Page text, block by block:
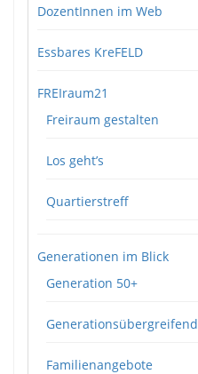
DozentInnen im Web
Essbares KreFELD
FREIraum21
Freiraum gestalten
Los geht’s
Quartierstreff
Generationen im Blick
Generation 50+
Generationsübergreifend
Familienangebote